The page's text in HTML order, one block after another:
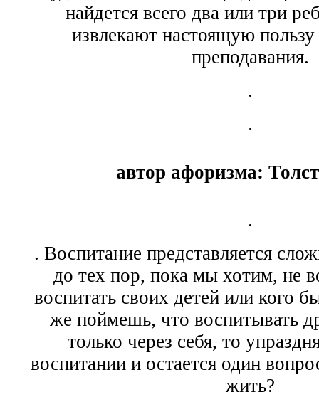
найдется всего два или три
извлекают настоящую
преподавания.
.
.
автор афоризма:
.
. Воспитание представляется
до тех пор, пока мы хотим, не
воспитать своих детей или кого
же поймешь, что воспитывать
только через себя, то
воспитании и остается один
жить?